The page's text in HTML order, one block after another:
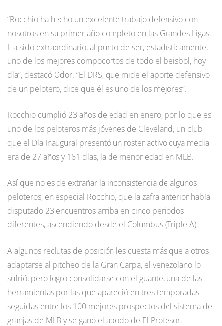
“Rocchio ha hecho un excelente trabajo defensivo con
nosotros en su primer año completo en las Grandes Ligas.
Ha sido extraordinario, al punto de ser, estadísticamente,
uno de los mejores compocortos de todo el beisbol, hoy
día”, destacó Odor. “El DRS, que mide el aporte defensivo
de un pelotero, dice que él es uno de los mejores”.
Rocchio cumplió 23 años de edad en enero, por lo que es
uno de los peloteros más jóvenes de Cleveland, un club
que el Día Inaugural presentó un roster activo cuya media
era de 27 años y 161 días, la de menor edad en MLB.
Así que no es de extrañar la inconsistencia de algunos
peloteros, en especial Rocchio, que la zafra anterior había
disputado 23 encuentros arriba en cinco periodos
diferentes, ascendiendo desde el Columbus (Triple A).
A algunos reclutas de posición les cuesta más que a otros
adaptarse al pitcheo de la Gran Carpa, el venezolano lo
sufrió, pero logro consolidarse con el guante, una de las
herramientas por las que apareció en tres temporadas
seguidas entre los 100 mejores prospectos del sistema de
granjas de MLB y se ganó el apodo de El Profesor.